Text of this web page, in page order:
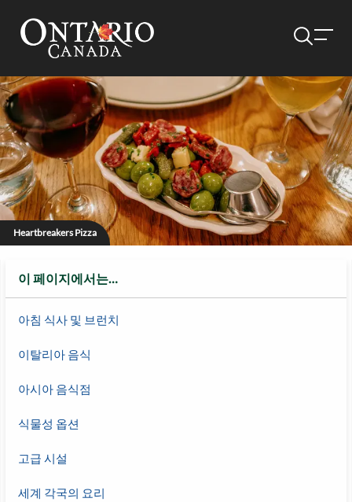
Heartbreakers Pizza
이 페이지에서는…
아침 식사 및 브런치
이탈리아 음식
아시아 음식점
식물성 옵션
고급 시설
세계 각국의 요리